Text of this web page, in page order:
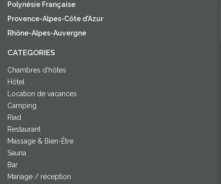
Polynésie Française
Provence-Alpes-Côte d'Azur
Rhône-Alpes-Auvergne
CATEGORIES
Chambres d'hôtes
Hôtel
Location de vacances
Camping
Riad
Restaurant
Massage & Bien-Être
Sauna
Bar
Mariage / réception